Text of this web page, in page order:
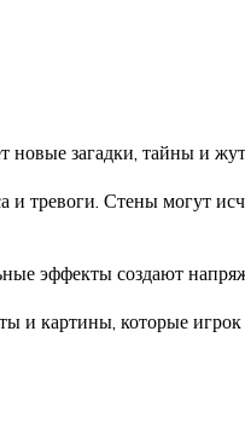
новые загадки, тайны и
тревоги. Стены могут
эффекты создают
и картины, которые